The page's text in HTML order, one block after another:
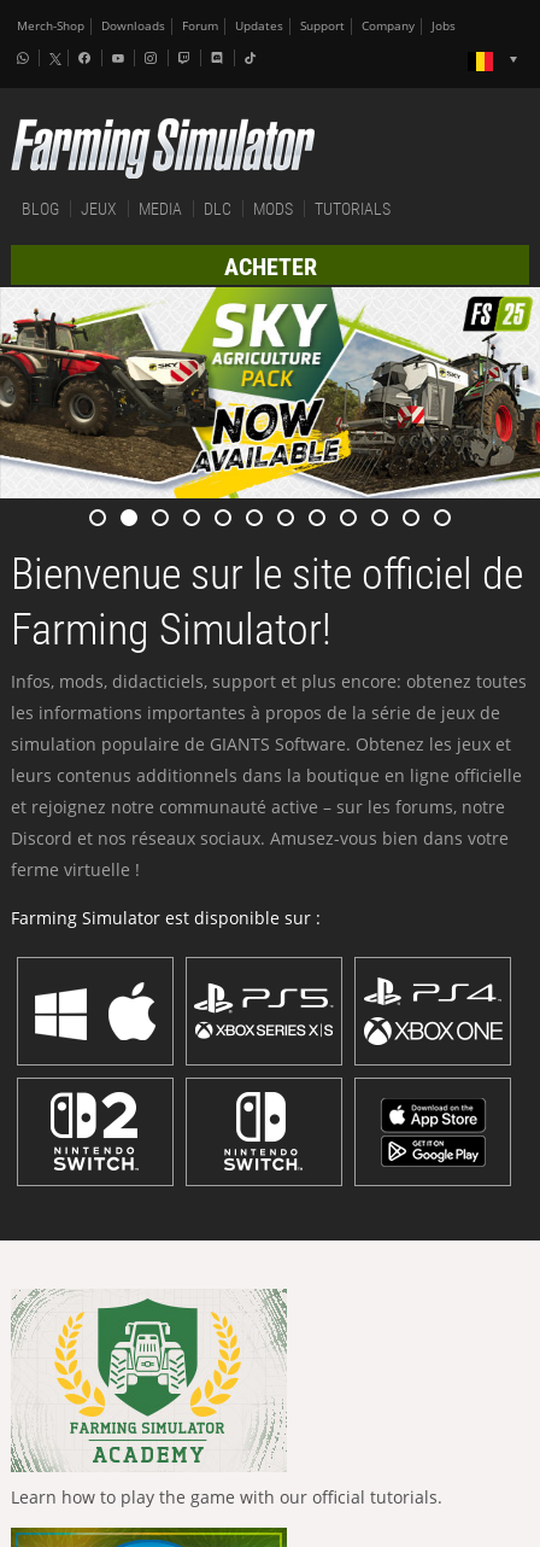
Merch-Shop Downloads Forum Updates Support Company Jobs
BLOG JEUX MEDIA DLC MODS TUTORIALS
ACHETER
Bienvenue sur le site officiel de
Farming Simulator!
Infos, mods, didacticiels, support et plus encore: obtenez toutes
les informations importantes à propos de la série de jeux de
simulation populaire de GIANTS Software. Obtenez les jeux et
leurs contenus additionnels dans la boutique en ligne officielle
et rejoignez notre communauté active – sur les forums, notre
Discord et nos réseaux sociaux. Amusez-vous bien dans votre
ferme virtuelle !
Farming Simulator est disponible sur :
Learn how to play the game with our official tutorials.